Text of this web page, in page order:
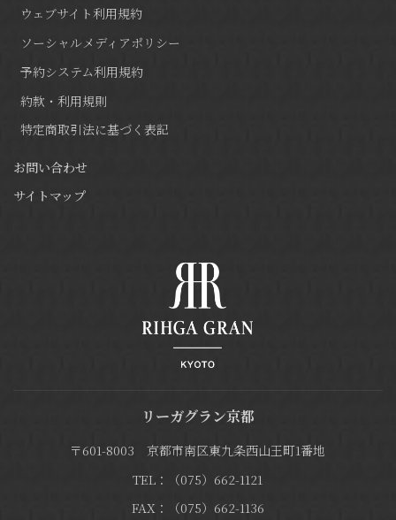
ウェブサイト利用規約
ソーシャルメディアポリシー
予約システム利用規約
約款・利用規則
特定商取引法に基づく表記
お問い合わせ
サイトマップ
リーガグラン京都
〒601-8003 京都市南区東九条西山王町1番地
TEL：（075）662-1121
FAX：（075）662-1136